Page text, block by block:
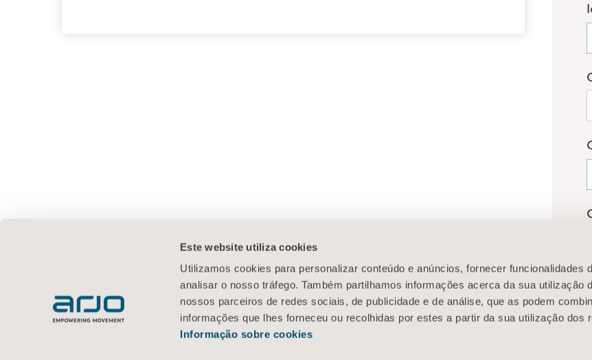
Este website utiliza cookies
Utilizamos cookies para personalizar conteúdo e anúncios, fornecer funcionalidades
analisar o nosso tráfego. Também partilhamos informações acerca da sua utilização
nossos parceiros de redes sociais, de publicidade e de análise, que as podem
informações que lhes forneceu ou recolhidas por estes a partir da sua utilização dos
Informação sobre cookies